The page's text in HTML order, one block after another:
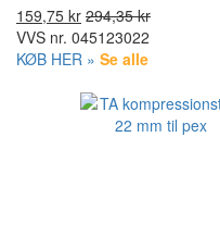
159,75 kr 294,35 kr
VVS nr. 045123022
KØB HER » Se alle